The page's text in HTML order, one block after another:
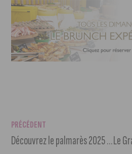
PRÉCÉDENT
Découvrez le palmarès 2025 du festival Les Écrans de l’Aventure